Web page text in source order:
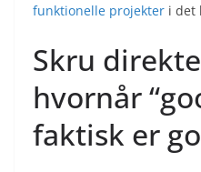
funktionelle projekter i det
Skru
hvornår
faktisk er